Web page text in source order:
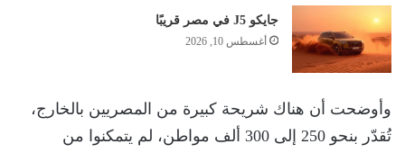
جايكو J5 في مصر قريبًا
أغسطس 10, 2026
وأوضحت أن هناك شريحة كبيرة من المصريين بالخارج،
تُقدّر بنحو 250 إلى 300 ألف مواطن، لم يتمكنوا من